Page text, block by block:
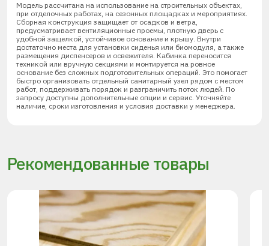
Модель рассчитана на использование на строительных объектах,
при отделочных работах, на сезонных площадках и мероприятиях.
Сборная конструкция защищает от осадков и ветра,
предусматривает вентиляционные проемы, плотную дверь с
удобной защелкой, устойчивое основание и крышу. Внутри
достаточно места для установки сиденья или биомодуля, а также
размещения диспенсеров и освежителя. Кабинка переносится
техникой или вручную секциями и монтируется на ровное
основание без сложных подготовительных операций. Это помогает
быстро организовать отдельный санитарный узел рядом с местом
работ, поддерживать порядок и разграничить поток людей. По
запросу доступны дополнительные опции и сервис. Уточняйте
наличие, сроки изготовления и условия доставки у менеджера.
Рекомендованные товары